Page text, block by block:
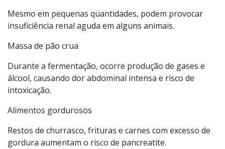
Mesmo em pequenas quantidades, podem provocar
insuficiência renal aguda em alguns animais.
Massa de pão crua
Durante a fermentação, ocorre produção de gases e
álcool, causando dor abdominal intensa e risco de
intoxicação.
Alimentos gordurosos
Restos de churrasco, frituras e carnes com excesso de
gordura aumentam o risco de pancreatite.